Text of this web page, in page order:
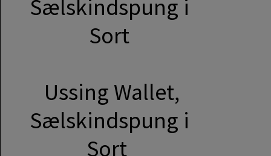
Ussing Wallet,
Sælskindspung i
Sort